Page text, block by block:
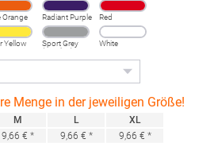
Orange Radiant Purple Red
Yellow
Sport Grey
(Heather)
White
Menge in der jeweiligen Größe!
M
9,66 € *
L
9,66 € *
XL
9,66 € *